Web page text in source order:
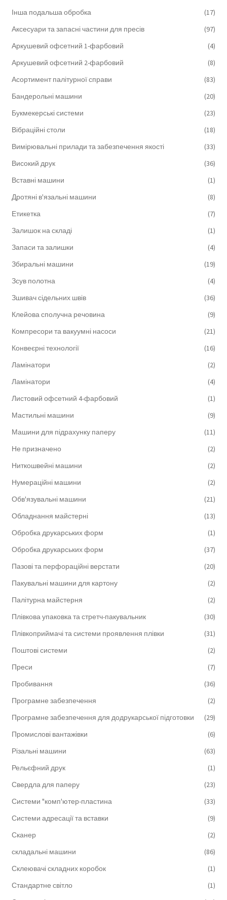
Інша подальша обробка
(17)
Аксесуари та запасні частини для пресів
(97)
Аркушевий офсетний 1-фарбовий
(4)
Аркушевий офсетний 2-фарбовий
(8)
Асортимент палітурної справи
(83)
Бандерольні машини
(20)
Букмекерські системи
(23)
Вібраційні столи
(18)
Вимірювальні прилади та забезпечення якості
(33)
Високий друк
(36)
Вставні машини
(1)
Дротяні в'язальні машини
(8)
Етикетка
(7)
Залишок на складі
(1)
Запаси та залишки
(4)
Збиральні машини
(19)
Зсув полотна
(4)
Зшивач сідельних швів
(36)
Клейова сполучна речовина
(9)
Компресори та вакуумні насоси
(21)
Конвеєрні технології
(16)
Ламінатори
(2)
Ламінатори
(4)
Листовий офсетний 4-фарбовий
(1)
Мастильні машини
(9)
Машини для підрахунку паперу
(11)
Не призначено
(2)
Ниткошвейні машини
(2)
Нумераційні машини
(2)
Обв'язувальні машини
(21)
Обладнання майстерні
(13)
Обробка друкарських форм
(1)
Обробка друкарських форм
(37)
Пазові та перфораційні верстати
(20)
Пакувальні машини для картону
(2)
Палітурна майстерня
(2)
Плівкова упаковка та стретч-пакувальник
(30)
Плівкоприймачі та системи проявлення плівки
(31)
Поштові системи
(2)
Преси
(7)
Пробивання
(36)
Програмне забезпечення
(2)
Програмне забезпечення для додрукарської підготовки
(29)
Промислові вантажівки
(6)
Різальні машини
(63)
Рельєфний друк
(1)
Свердла для паперу
(23)
Системи "комп'ютер-пластина
(33)
Системи адресації та вставки
(9)
Сканер
(2)
складальні машини
(86)
Склеювачі складних коробок
(1)
Стандартне світло
(1)